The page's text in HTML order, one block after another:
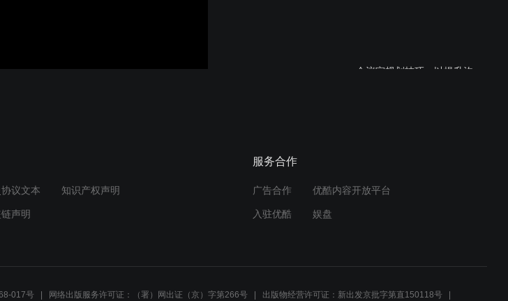
会议室规划技巧，以提升沟
协议文本 知识产权声明
声明
服务合作
广告合作 优酷内容开放平台
入驻优酷 娱盘
017号 网络出版服务许可证：（署）网出证（京）字第266号 出版物经营许可证：新出发京批字第直150118号